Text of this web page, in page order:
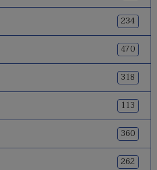
234
470
318
113
360
262